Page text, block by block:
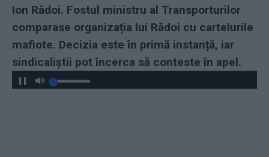
Ion Rădoi. Fostul ministru al Transporturilor
comparase organizația lui Rădoi cu cartelurile
mafiote. Decizia este în primă instanță, iar
sindicaliștii pot încerca să conteste în apel.